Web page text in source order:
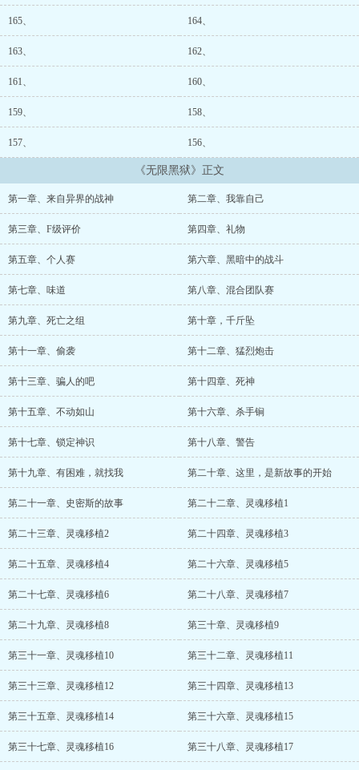
165、 164、
163、 162、
161、 160、
159、 158、
157、 156、
《无限黑狱》正文
第一章、来自异界的战神 第二章、我靠自己
第三章、F级评价 第四章、礼物
第五章、个人赛 第六章、黑暗中的战斗
第七章、味道 第八章、混合团队赛
第九章、死亡之组 第十章，千斤坠
第十一章、偷袭 第十二章、猛烈炮击
第十三章、骗人的吧 第十四章、死神
第十五章、不动如山 第十六章、杀手锏
第十七章、锁定神识 第十八章、警告
第十九章、有困难，就找我 第二十章、这里，是新故事的开始
第二十一章、史密斯的故事 第二十二章、灵魂移植1
第二十三章、灵魂移植2 第二十四章、灵魂移植3
第二十五章、灵魂移植4 第二十六章、灵魂移植5
第二十七章、灵魂移植6 第二十八章、灵魂移植7
第二十九章、灵魂移植8 第三十章、灵魂移植9
第三十一章、灵魂移植10 第三十二章、灵魂移植11
第三十三章、灵魂移植12 第三十四章、灵魂移植13
第三十五章、灵魂移植14 第三十六章、灵魂移植15
第三十七章、灵魂移植16 第三十八章、灵魂移植17